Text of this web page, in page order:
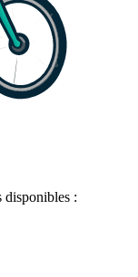
disponibles :